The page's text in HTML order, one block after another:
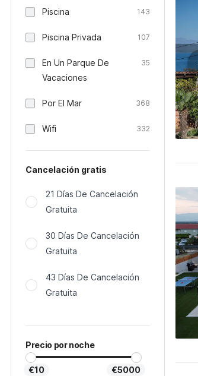
Piscina 143
Piscina Privada 107
En Un Parque De
Vacaciones
35
Por El Mar 368
Wifi 332
Cancelación gratis
21 Días De Cancelación
Gratuita
30 Días De Cancelación
Gratuita
43 Días De Cancelación
Gratuita
Precio por noche
€10 €5000